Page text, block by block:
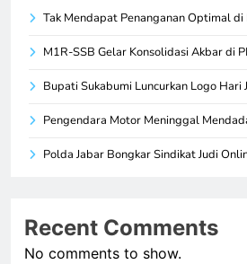
Tak Mendapat Penanganan Optimal
M1R-SSB Gelar Konsolidasi Akbar di
Bupati Sukabumi Luncurkan Logo Hari
Pengendara Motor Meninggal
Polda Jabar Bongkar Sindikat Judi
Recent Comments
No comments to show.